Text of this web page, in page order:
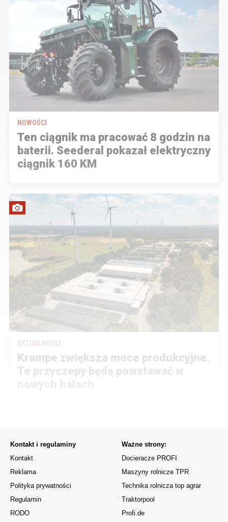
NOWOŚCI
Ten ciągnik ma pracować 8 godzin na
baterii. Seederal pokazał elektryczny
ciągnik 160 KM
AKTUALNOŚCI
Krampe zwiększa moce produkcyjne.
Te przyczepy będą powstawać w
Kontakt i regulaminy
Kontakt
Reklama
Polityka prywatności
Regulamin
RODO
Ważne strony:
Docieracze PROFI
Maszyny rolnicze TPR
Technika rolnicza top agrar
Traktorpool
Profi.de